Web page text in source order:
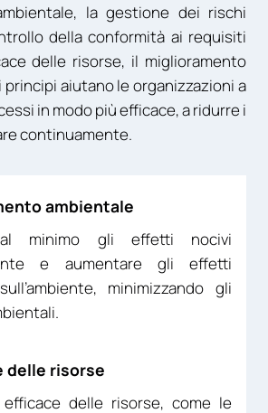
la gestione dei rischi
della conformità ai requisiti
delle risorse, il miglioramento
aiutano le organizzazioni a
in modo più efficace, a ridurre i
continuamente.
ambientale
minimo gli effetti nocivi
e aumentare gli effetti
minimizzando gli
delle risorse
delle risorse, come le